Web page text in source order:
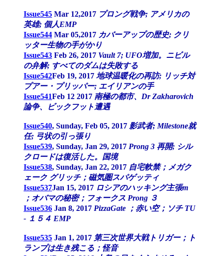
Issue545 Mar 12,2017 プロング戦争; アメリカの
英雄; 個人EMP
Issue544 Mar 05,2017 カバーアップの歴史; クリ
ッター生物の手がかり
Issue543 Feb 26, 2017 Vault 7; UFO増加。ニビル
の弁解; すべてのダムは失敗する
Issue542Feb 19, 2017 地球温暖化の再訪; リッチ対
プアー・プリッパー; エイリアンの手
Issue541Feb 12 2017 南極の都市、Dr Zakharovich
論争、ビックフット遭遇
Issue540, Sunday, Feb 05, 2017 影武者; Milestone就
任; 弓状の引っ張り
Issue539, Sunday, Jan 29, 2017 Prong 3 再開; シル
クロードは復活した。国境
Issue538, Sunday, Jan 22, 2017 自宅軟禁；メガク
ェーク グリッチ；磁気圏スパゲッティ
Issue537Jan 15, 2017 ロシアのハッキング主張m
；オバマの秘密；フォークス Prong ３
Issue536 Jan 8, 2017 PizzaGate ；赤い空；ソチ TU
- １５４ EMP
Issue535 Jan 1, 2017 第三次世界大戦トリガー；ト
ランプは生き残こる；怪音